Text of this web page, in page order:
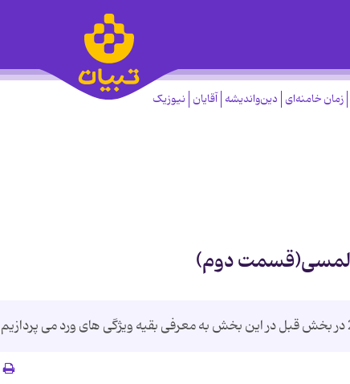
زمان خامنه‌ای دین‌واندیشه آقایان نیوزیک